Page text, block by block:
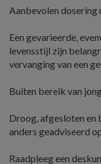
Aanbevolen dosering
Een gevarieerde,
levensstijl zijn
vervanging van een
Buiten bereik van
Droog, afgesloten en
anders geadviseerd
Raadpleeg een